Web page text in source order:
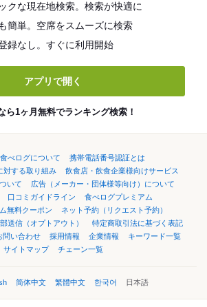
クな現在地検索。検索が快適に
簡単。空席をスムーズに検索
録なし。すぐに利用開始
アプリで開く
ら1ヶ月無料でランキング検索！
食べログについて
携帯電話番号認証とは
対する取り組み
飲食店・飲食企業様向けサービス
いて
広告（メーカー・団体様等向け）について
口コミガイドライン
食べログプレミアム
無料クーポン
ネット予約（リクエスト予約）
送信（オプトアウト）
特定商取引法に基づく表記
問い合わせ 採用情報 企業情報
キーワード一覧
サイトマップ
チェーン一覧
简体中文 繁體中文 한국어 日本語